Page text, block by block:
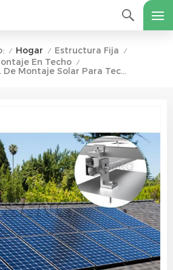
/ Hogar / Estructura Fija /
En Techo /
Kit De Pies L De Montaje Solar Para Techo De Asfalto Con EPDM O Tapajuntas